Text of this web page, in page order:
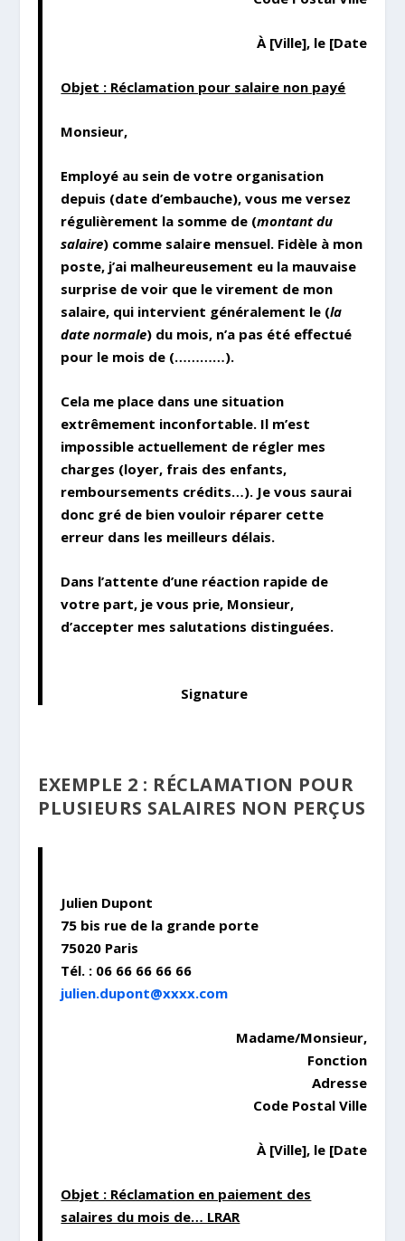
À [Ville], le [Date
Objet : Réclamation pour salaire non payé
Monsieur,
Employé au sein de votre organisation
depuis (date d’embauche), vous me versez
régulièrement la somme de (montant du
salaire) comme salaire mensuel. Fidèle à mon
poste, j’ai malheureusement eu la mauvaise
surprise de voir que le virement de mon
salaire, qui intervient généralement le (la
date normale) du mois, n’a pas été effectué
pour le mois de (…………).
Cela me place dans une situation
extrêmement inconfortable. Il m’est
impossible actuellement de régler mes
charges (loyer, frais des enfants,
remboursements crédits…). Je vous saurai
donc gré de bien vouloir réparer cette
erreur dans les meilleurs délais.
Dans l’attente d’une réaction rapide de
votre part, je vous prie, Monsieur,
d’accepter mes salutations distinguées.
Signature
EXEMPLE 2 : RÉCLAMATION POUR
PLUSIEURS SALAIRES NON PERÇUS
Julien Dupont
75 bis rue de la grande porte
75020 Paris
Tél. : 06 66 66 66 66
julien.dupont@xxxx.com
Madame/Monsieur,
Fonction
Adresse
Code Postal Ville
À [Ville], le [Date
Objet : Réclamation en paiement des
salaires du mois de… LRAR